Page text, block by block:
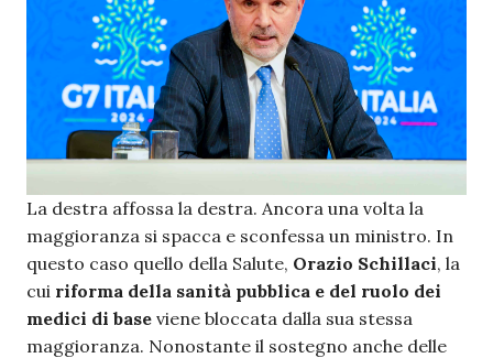
La destra affossa la destra. Ancora una volta la
maggioranza si spacca e sconfessa un ministro. In
questo caso quello della Salute, Orazio Schillaci, la
cui riforma della sanità pubblica e del ruolo dei
medici di base viene bloccata dalla sua stessa
maggioranza. Nonostante il sostegno anche delle